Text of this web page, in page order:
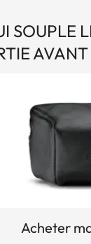
SOUPLE
Acheter